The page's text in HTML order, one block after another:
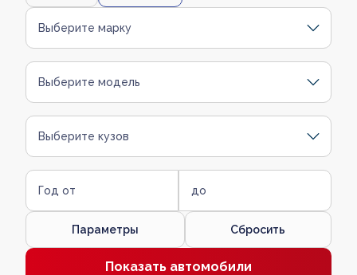
Выберите марку
Выберите модель
Выберите кузов
Год от до
Параметры Сбросить
Показать автомобили